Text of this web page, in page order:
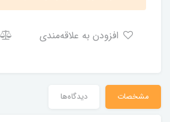
مشخصات دیدگاه‌ها